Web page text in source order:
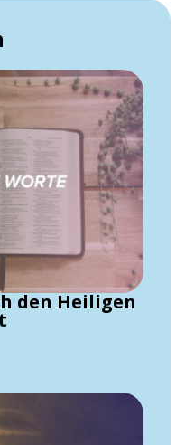
den Heiligen